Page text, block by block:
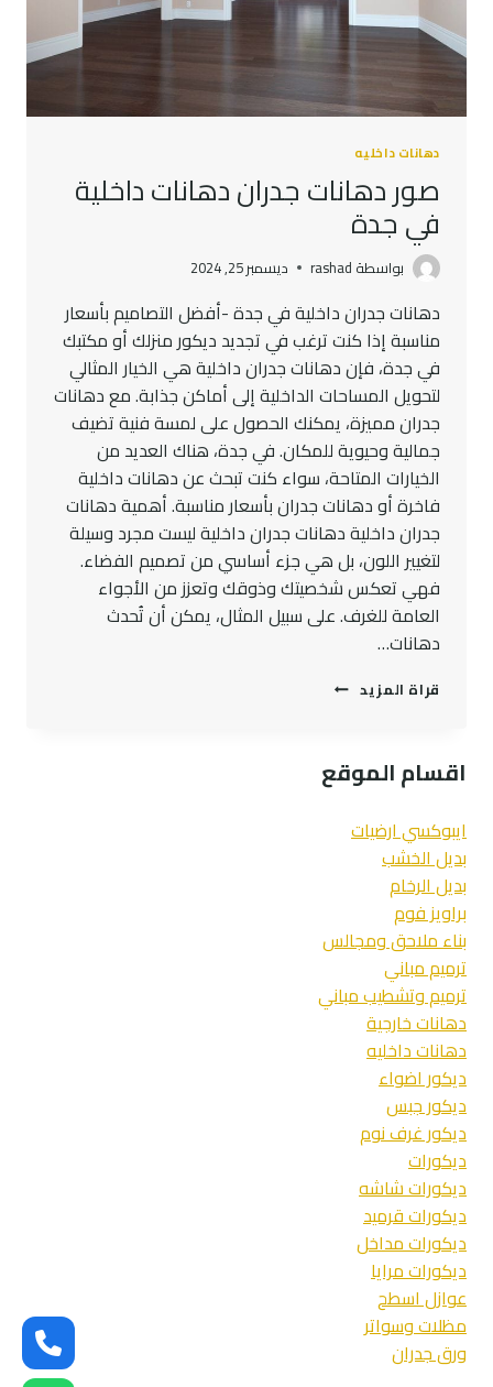
دهانات داخليه
صور دهانات جدران دهانات داخلية
في جدة
بواسطة rashad ديسمبر 25, 2024
دهانات جدران داخلية في جدة -أفضل التصاميم بأسعار
مناسبة إذا كنت ترغب في تجديد ديكور منزلك أو مكتبك
في جدة، فإن دهانات جدران داخلية هي الخيار المثالي
لتحويل المساحات الداخلية إلى أماكن جذابة. مع دهانات
جدران مميزة، يمكنك الحصول على لمسة فنية تضيف
جمالية وحيوية للمكان. في جدة، هناك العديد من
الخيارات المتاحة، سواء كنت تبحث عن دهانات داخلية
فاخرة أو دهانات جدران بأسعار مناسبة. أهمية دهانات
جدران داخلية دهانات جدران داخلية ليست مجرد وسيلة
لتغيير اللون، بل هي جزء أساسي من تصميم الفضاء.
فهي تعكس شخصيتك وذوقك وتعزز من الأجواء
العامة للغرف. على سبيل المثال، يمكن أن تُحدث
دهانات…
قراة المزيد صور
داخلية
في
اقسام الموقع
ايبوكسي ارضيات
بديل الخشب
بديل الرخام
براويز فوم
بناء ملاحق ومجالس
ترميم مباني
ترميم وتشطيب مباني
دهانات خارجية
دهانات داخليه
ديكور اضواء
ديكور جبس
ديكور غرف نوم
ديكورات
ديكورات شاشه
ديكورات قرميد
ديكورات مداخل
ديكورات مرايا
عوازل اسطح
مظلات وسواتر
ورق جدران